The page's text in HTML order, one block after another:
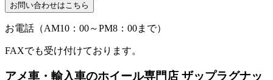
お電話（AM10：00～PM8：00まで）
FAXでも受け付けております。
アメ車・輸入車のホイール専門店 ザップラグナッ